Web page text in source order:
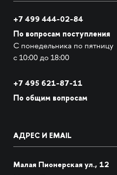
+7 499 444-02-84
По вопросам поступления
С понедельника по пятницу
с 10:00 до 18:00
+7 495 621-87-11
По общим вопросам
АДРЕС И EMAIL
Малая Пионерская ул., 12